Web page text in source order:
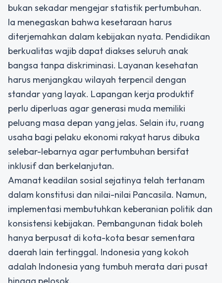
bukan sekadar mengejar statistik pertumbuhan.
Ia menegaskan bahwa kesetaraan harus
diterjemahkan dalam kebijakan nyata. Pendidikan
berkualitas wajib dapat diakses seluruh anak
bangsa tanpa diskriminasi. Layanan kesehatan
harus menjangkau wilayah terpencil dengan
standar yang layak. Lapangan kerja produktif
perlu diperluas agar generasi muda memiliki
peluang masa depan yang jelas. Selain itu, ruang
usaha bagi pelaku ekonomi rakyat harus dibuka
selebar-lebarnya agar pertumbuhan bersifat
inklusif dan berkelanjutan.
Amanat keadilan sosial sejatinya telah tertanam
dalam konstitusi dan nilai-nilai Pancasila. Namun,
implementasi membutuhkan keberanian politik dan
konsistensi kebijakan. Pembangunan tidak boleh
hanya berpusat di kota-kota besar sementara
daerah lain tertinggal. Indonesia yang kokoh
adalah Indonesia yang tumbuh merata dari pusat